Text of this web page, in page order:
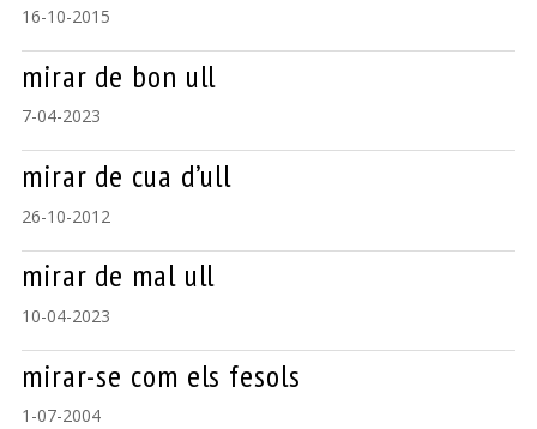
16-10-2015
mirar de bon ull
7-04-2023
mirar de cua d’ull
26-10-2012
mirar de mal ull
10-04-2023
mirar-se com els fesols
1-07-2004